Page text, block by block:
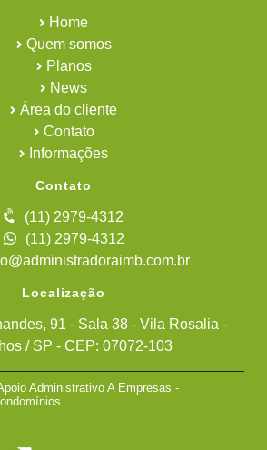
Home
Quem somos
Planos
News
Área do cliente
Contato
Informações
Contato
(11) 2979-4312
(11) 2979-4312
Localização
91 - Sala 38 - Vila Rosalia -
/ SP - CEP: 07072-103
Administrativo A Empresas -